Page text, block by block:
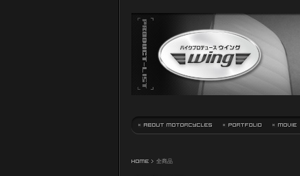
HOME > 全商品